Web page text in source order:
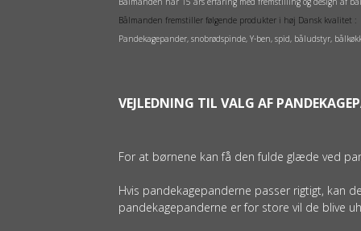
Bålmanden fremstiller følgende produkter i høj Dansk kvalitet :
Pandekagepander, snobrødspinde, Y-ben, spid, båludstyr,
VEJLEDNING TIL VALG AF
For at børnene kan få den fulde glæde ved
Hvis pandekagepanderne passer rigtigt, kan
pandekagepanderne er for store vil de blive